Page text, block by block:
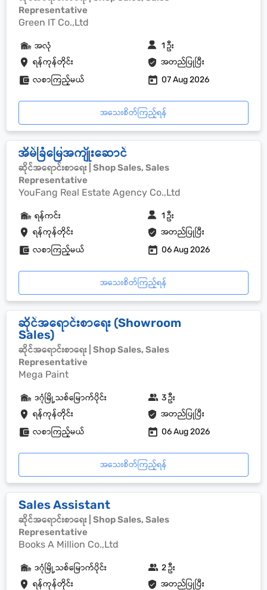
Representative
Green IT Co.,Ltd
ရန်ကုန်တိုင်း အတည်ပြုပြီး
အလုံ 1 ဦး
လစာကြည့်မယ် 07 Aug 2026
အသေးစိတ်ကြည့်ရန်
အိမ်ခြံမြေအကျိုးဆောင်
ဆိုင်အရောင်းစာရေး | Shop Sales, Sales
Representative
YouFang Real Estate Agency Co.,Ltd
ရန်ကုန်တိုင်း အတည်ပြုပြီး
ရန်ကင်း 1 ဦး
လစာကြည့်မယ် 06 Aug 2026
အသေးစိတ်ကြည့်ရန်
ဆိုင်အရောင်းစာရေး (Showroom
Sales)
ဆိုင်အရောင်းစာရေး | Shop Sales, Sales
Representative
Mega Paint
ရန်ကုန်တိုင်း အတည်ပြုပြီး
ဒဂုံမြို့သစ်မြောက်ပိုင်း 3 ဦး
လစာကြည့်မယ် 06 Aug 2026
အသေးစိတ်ကြည့်ရန်
Sales Assistant
ဆိုင်အရောင်းစာရေး | Shop Sales, Sales
Representative
Books A Million Co.,Ltd
ရန်ကုန်တိုင်း အတည်ပြုပြီး
ဒဂုံမြို့သစ်မြောက်ပိုင်း 2 ဦး